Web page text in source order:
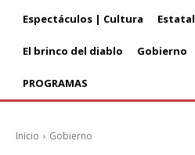
Espectáculos | Cultura Estatal
El brinco del diablo Gobierno
PROGRAMAS
Inicio Gobierno